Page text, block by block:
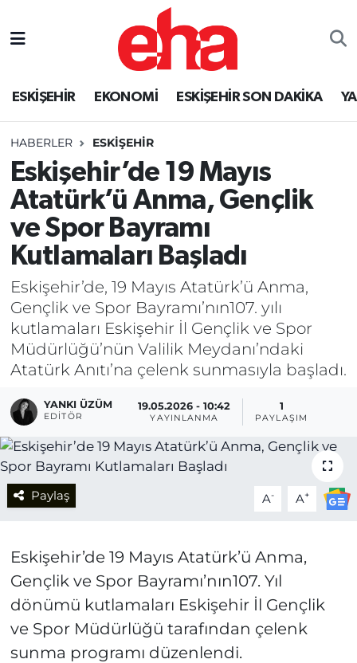
ESKİŞEHİR EKONOMİ ESKİŞEHİR SON DAKİKA
HABERLER ESKİŞEHİR
Eskişehir’de 19 Mayıs
Atatürk’ü Anma, Gençlik
ve Spor Bayramı
Kutlamaları Başladı
Eskişehir’de, 19 Mayıs Atatürk’ü Anma,
Gençlik ve Spor Bayramı’nın107. yılı
kutlamaları Eskişehir İl Gençlik ve Spor
Müdürlüğü’nün Valilik Meydanı’ndaki
Atatürk Anıtı’na çelenk sunmasıyla başladı.
YANKI ÜZÜM
EDITÖR
19.05.2026 - 10:42
YAYINLANMA
1
PAYLAŞIM
Paylaş A- A+
Eskişehir’de 19 Mayıs Atatürk’ü Anma,
Gençlik ve Spor Bayramı’nın107. Yıl
dönümü kutlamaları Eskişehir İl Gençlik
ve Spor Müdürlüğü tarafından çelenk
sunma programı düzenlendi.